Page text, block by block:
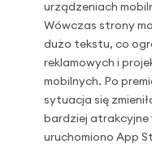
urządzeniach
Wówczas strony
dużo tekstu, co
reklamowych i
mobilnych. Po
sytuacja się
bardziej atrakcyjne
uruchomiono App